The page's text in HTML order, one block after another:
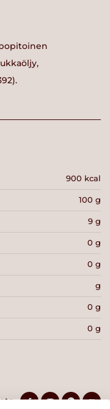
900 kcal
100 g
9 g
0 g
0 g
g
0 g
0 g